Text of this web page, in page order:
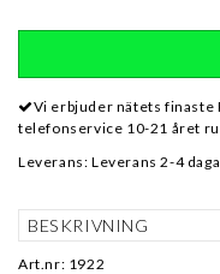
Vi erbjuder nätets finaste
telefonservice 10-21 året
Leverans: Leverans 2-4
BESKRIVNING
Art.nr: 1922